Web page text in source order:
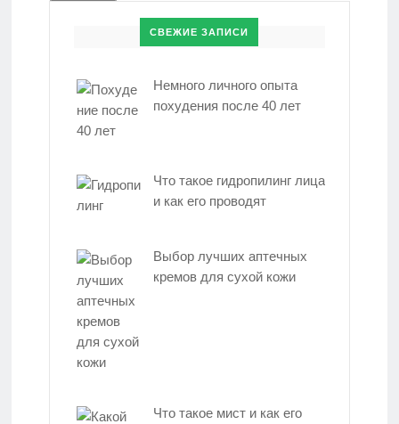
СВЕЖИЕ ЗАПИСИ
Немного личного опыта
похудения после 40 лет
Что такое гидропилинг лица
и как его проводят
Выбор лучших аптечных
кремов для сухой кожи
Что такое мист и как его